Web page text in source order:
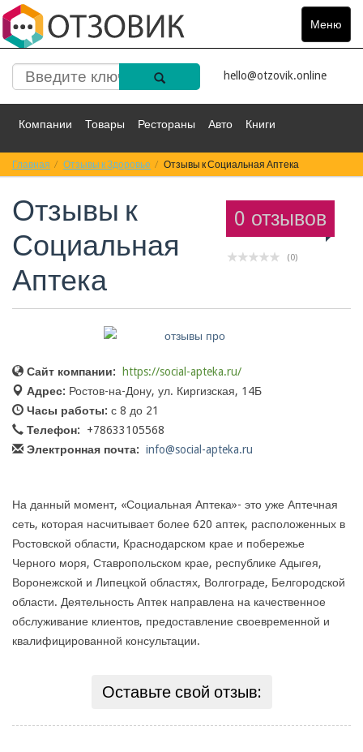
Меню
Toggle
hello@otzovik.online
Компании Товары Рестораны Авто Книги
Спорт Фильмы Деньги Путешествия
Красота Здоровье
Главная Отзывы к Здоровье Отзывы к Социальная Аптека
0 отзывов
(0)
Отзывы к
Социальная
Аптека
Сайт компании:
https://social-apteka.ru/
Адрес: Ростов-на-Дону, ул. Киргизская, 14Б
Часы работы: с 8 до 21
Телефон:
+78633105568
Электронная почта: info@social-apteka.ru
На данный момент, «Социальная Аптека»- это уже Аптечная
сеть, которая насчитывает более 620 аптек, расположенных в
Ростовской области, Краснодарском крае и побережье
Черного моря, Ставропольском крае, республике Адыгея,
Воронежской и Липецкой областях, Волгограде, Белгородской
области. Деятельность Аптек направлена на качественное
обслуживание клиентов, предоставление своевременной и
квалифицированной консультации.
Оставьте свой отзыв: